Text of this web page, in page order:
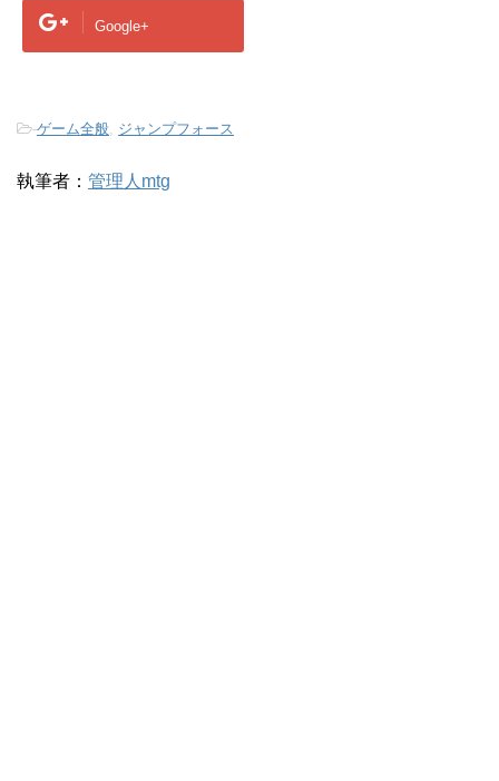
Google+
-ゲーム全般, ジャンプフォース
執筆者： 管理人mtg